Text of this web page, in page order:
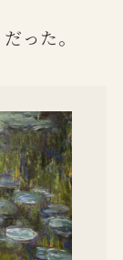
った。